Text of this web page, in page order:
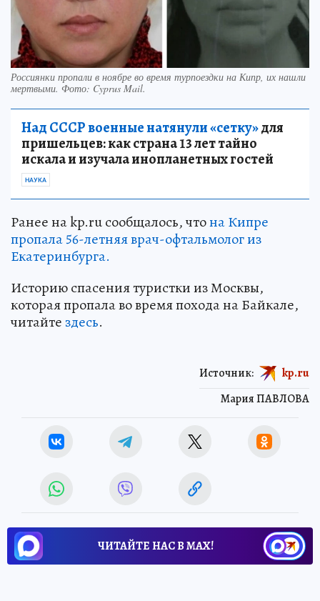
Россиянки пропали в ноябре во время турпоездки на Кипр, их нашли
мертвыми. Фото: Cyprus Mail.
Над СССР военные натянули «сетку»для
пришельцев: как страна 13 лет тайно
искала и изучала инопланетных гостей
НАУКА
Ранее на kp.ru сообщалось, чтона Кипре
пропала 56-летняя врач-офтальмолог из
Екатеринбурга.
Историю спасения туристки из Москвы,
которая пропала во время похода на Байкале,
читайте здесь.
Мария ПАВЛОВА
Источник: kp.ru
ЧИТАЙТЕ НАС В МАХ!